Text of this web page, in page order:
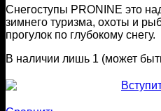
составляла
12370 ₽.
8930 ₽.
Снегоступы PRONINE это
зимнего туризма, охоты и
прогулок по глубокому снегу.
В наличии лишь 1 (может